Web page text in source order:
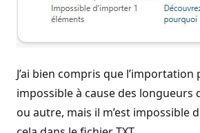
J’ai bien compris que
impossible à cause des longueurs
ou autre, mais il m’est impossible